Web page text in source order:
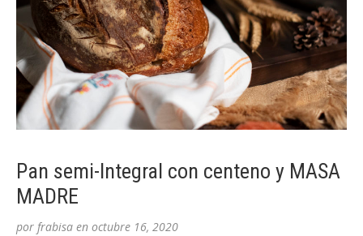
Pan semi-Integral con centeno y MASA
MADRE
por frabisa en octubre 16, 2020